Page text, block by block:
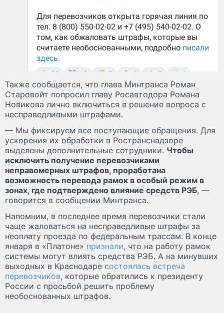
Также сообщается, что глава Минтранса Роман
Старовойт попросил главу Росавтодора Романа
Новикова лично включиться в решение вопроса с
несправедливыми штрафами.
— Мы фиксируем все поступающие обращения. Для
ускорения их обработки в Ространснадзоре
выделены дополнительные сотрудники. Чтобы
исключить получение перевозчиками
неправомерных штрафов, проработана
возможность перевода рамок в особый режим в
зонах, где подтверждено влияние средств РЭБ, —
говорится в сообщении Минтранса.
Напомним, в последнее время перевозчики стали
чаще жаловаться на несправедливые штрафы за
неоплату проезда по федеральным трассам. В конце
января в «Платоне» признали, что на работу рамок
системы могут влиять средства РЭБ. А на минувших
выходных в Краснодаре состоялась встреча
перевозчиков, которые обратились к президенту
России с просьбой решить проблему
необоснованных штрафов.